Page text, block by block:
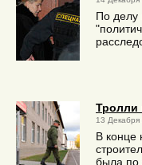
По делу
Тролли
13
В конце
была по